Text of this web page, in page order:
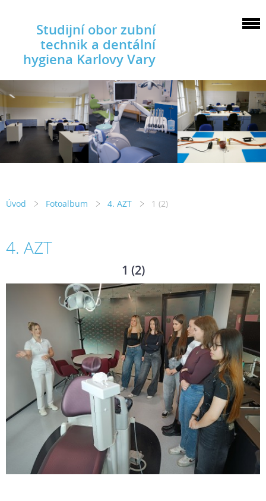
Studijní obor zubní
technik a dentální
hygiena Karlovy Vary
Úvod Fotoalbum 4. AZT 1 (2)
4. AZT
1 (2)